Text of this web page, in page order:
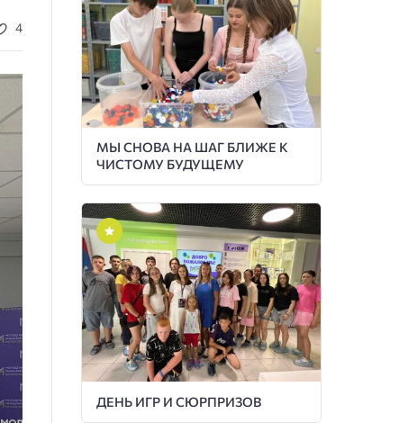
4
МЫ СНОВА НА ШАГ БЛИЖЕ К
ЧИСТОМУ БУДУЩЕМУ
ДЕНЬ ИГР И СЮРПРИЗОВ